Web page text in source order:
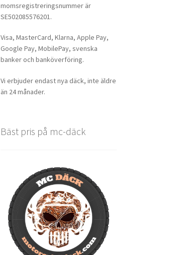
momsregistreringsnummer är
SE502085576201.
Visa, MasterCard, Klarna, Apple Pay,
Google Pay, MobilePay, svenska
banker och banköverföring.
Vi erbjuder endast nya däck, inte äldre
än 24 månader.
Bäst pris på mc-däck